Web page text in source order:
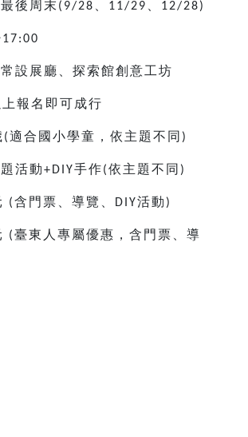
後周末 (9/28 11/29 12/28)
設展廳、探索館創意工坊
上報名即可成行
(適合國小學童，依主題不同 )
活動+DIY手作(依主題不同 )
(含門票、導覽、 DIY活動 )
(臺東人專屬優惠，含門票、導